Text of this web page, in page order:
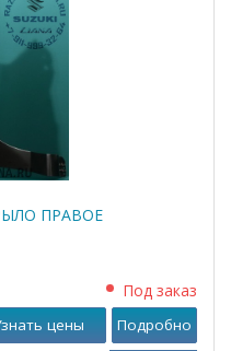
ПРАВОЕ
Под заказ
цены Подробно